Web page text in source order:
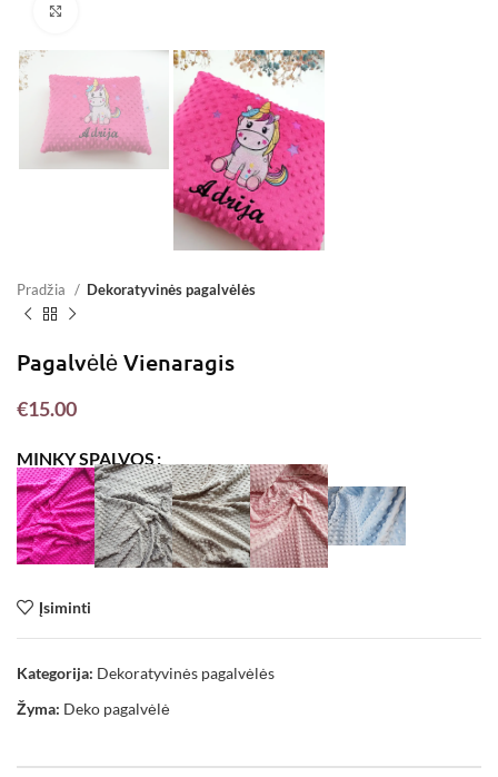
Pradžia Dekoratyvinės pagalvėlės
Pagalvėlė Vienaragis
€15.00
MINKY SPALVOS
Įsiminti
Kategorija: Dekoratyvinės pagalvėlės
Žyma: Deko pagalvėlė